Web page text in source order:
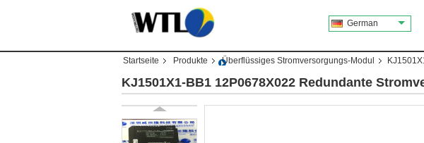
German
Startseite Produkte Überflüssiges Stromversorgungs-Modul
KJ1501X1-BB1 12P0678X022 Redundante